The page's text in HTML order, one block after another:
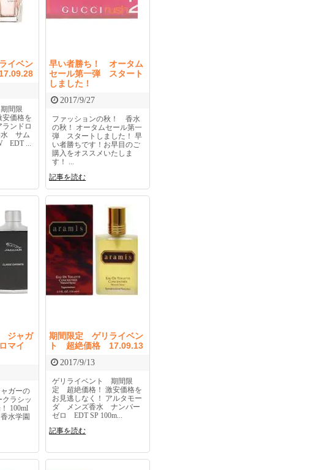
イベン
間限
価格を
ランドロ
水 サム
EDT ...
早い者勝ち！ オータム
セール第一弾 スタート
しました！
2017/9/27
ファッションの秋！ 香水
の秋！ オータムセール第一
弾 スタートしました！ 早
い者勝ちです！お早目のご
購入をオススメいたしま
す！ ...
記事を読む
ジャガ
マイ
ガーの
クラシッ
100ml
水学園
期間限定 ゲリライベン
ト 超絶価格 17.09.13
2017/9/13
ゲリライベント 期間限
定 超絶価格！ 激安価格を
お見逃しなく！ アルタモー
ダ メンズ香水 ナンバー
ゼロ EDT SP 100m...
記事を読む